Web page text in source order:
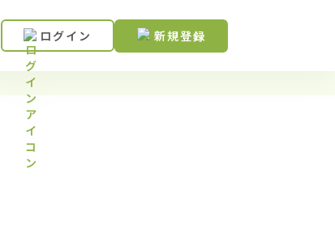
ログイン 新規登録